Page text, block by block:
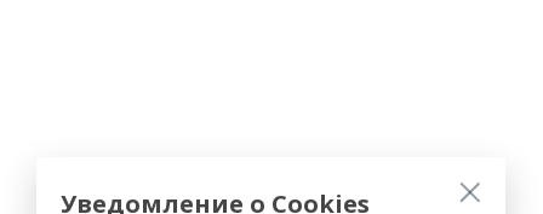
Уведомление о Cookies